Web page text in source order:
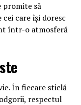
promite să
care își doresc
într-o atmosferă
În fiecare sticlă
respectul